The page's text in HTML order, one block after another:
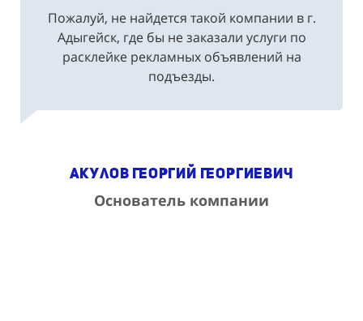
Пожалуй, не найдется такой компании в г.
Адыгейск, где бы не заказали услуги по
расклейке рекламных объявлений на
подъезды.
Акулов Георгий Георгиевич
Основатель компании